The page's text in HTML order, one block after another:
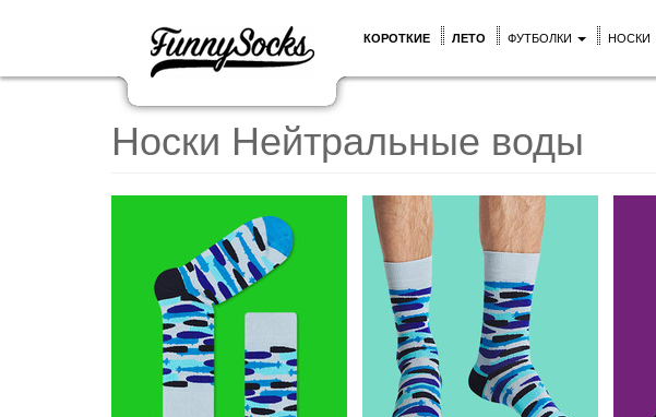
КОРОТКИЕ ЛЕТО ФУТБОЛКИ НОСКИ
Носки Нейтральные воды